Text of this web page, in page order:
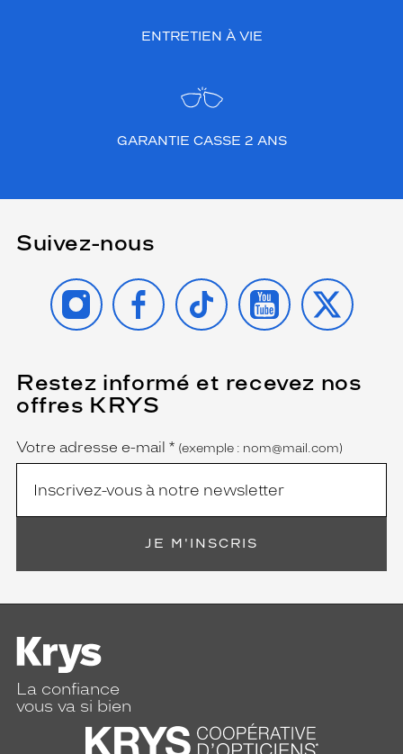
ENTRETIEN À VIE
GARANTIE CASSE 2 ANS
Suivez-nous
INSTAGRAMFACEBOOK
TIKTOK YOUTUBE
X
Restez informé et recevez nos
offres KRYS
Name
Votre adresse e-mail *
(Ce
champ
est
(exemple : nom@mail.com)
JE M'INSCRIS
La confiance
vous va si bien